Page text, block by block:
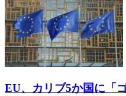
EU、カリブ5か国に「